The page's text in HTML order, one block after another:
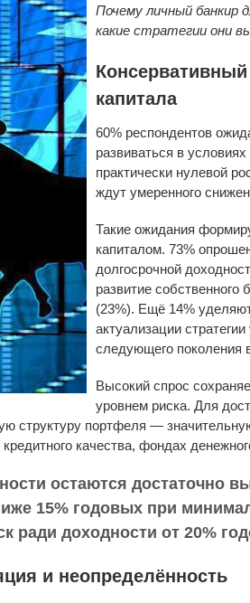
Почему личный банкир
какие стратегии они
капитала
60% респондентов
развиваться в
практически нулевой
ждут умеренного
Такие ожидания
капиталом. 73%
долгосрочной
развитие
(23%). Ещё 14%
актуализации
следующего поколения
Высокий спрос
уровнем риска. Для
структуру портфеля —
качества, фондах
остаются достаточно
15% годовых при
ради доходности от 20%
и неопределённость